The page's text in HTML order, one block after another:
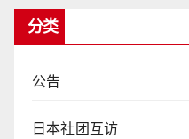
分类
公告
日本社团互访